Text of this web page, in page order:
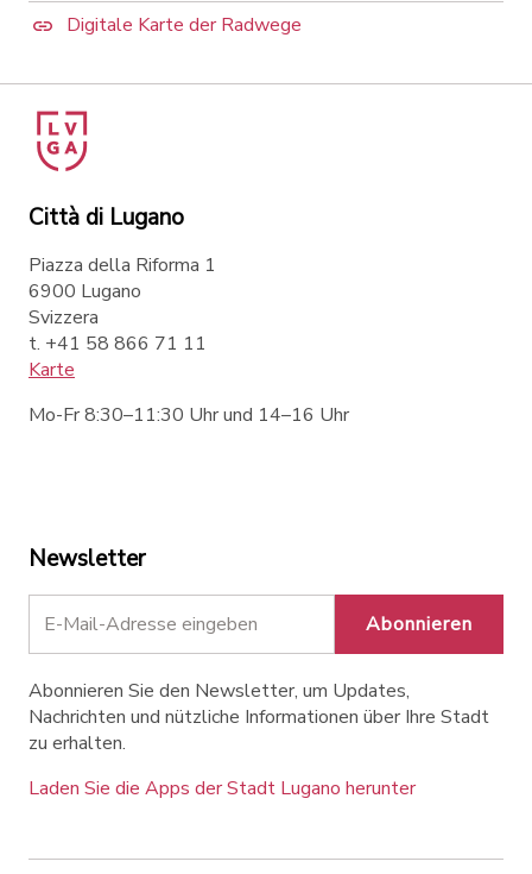
Digitale Karte der Radwege
Città di Lugano
Piazza della Riforma 1
6900 Lugano
Svizzera
t. +41 58 866 71 11
Karte
Mo-Fr 8:30–11:30 Uhr und 14–16 Uhr
Newsletter
Abonnieren
Abonnieren Sie den Newsletter, um Updates,
Nachrichten und nützliche Informationen über Ihre Stadt
zu erhalten.
Laden Sie die Apps der Stadt Lugano herunter